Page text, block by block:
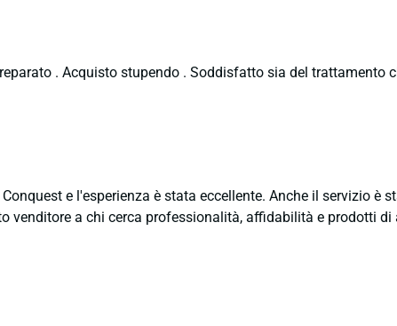
. Acquisto stupendo . Soddisfatto sia del trattamento
e l'esperienza è stata eccellente. Anche il servizio
venditore a chi cerca professionalità, affidabilità e prodotti